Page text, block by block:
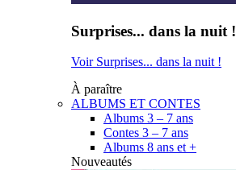
Surprises... dans la nuit !
Voir Surprises... dans la nuit !
À paraître
ALBUMS ET CONTES
Albums 3 – 7 ans
Contes 3 – 7 ans
Albums 8 ans et +
Nouveautés